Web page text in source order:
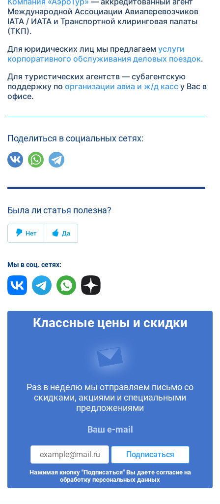
Международной Ассоциации Авиаперевозчиков
IATA / ИАТА и Транспортной клиринговая палаты
(ТКП).
Для юридических лиц мы предлагаем услуги
корпоративного обслуживания деловых поездок.
Для туристических агентств — субагентскую
поддержку по организации авиа и ж/д касс у Вас в
офисе.
Поделиться в социальных сетях:
Была ли статья полезна?
Нет Да
Мы в соц. сетях:
Классные цены и скидки
Раз в неделю мы отправляем письмо со
скидками, акциями и специальными
предложениями
Ваш e-mail
Подписаться
Нажимая кнопку "Подписаться" Вы даете согласие на
обработку персональных данных